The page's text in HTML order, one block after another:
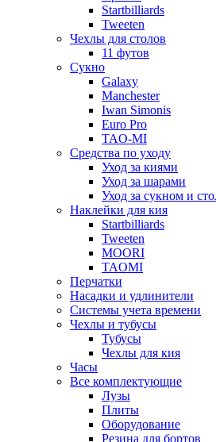
Startbilliards
Tweeten
Чехлы для столов
11 футов
Сукно
Galaxy
Manchester
Iwan Simonis
Euro Pro
TAO-MI
Средства по уходу
Уход за киями
Уход за шарами
Уход за сукном и
Наклейки для кия
Startbilliards
Tweeten
MOORI
TAOMI
Перчатки
Насадки и удлинители
Системы учета времени
Чехлы и тубусы
Тубусы
Чехлы для кия
Часы
Все комплектующие
Лузы
Плиты
Оборудование
Резина для бортов